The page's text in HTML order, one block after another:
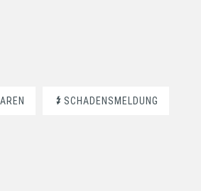
SCHADENSMELDUNG